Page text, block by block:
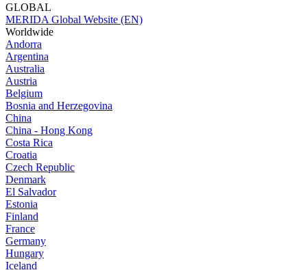
GLOBAL
MERIDA Global Website (EN)
Worldwide
Andorra
Argentina
Australia
Austria
Belgium
Bosnia and Herzegovina
China
China - Hong Kong
Costa Rica
Croatia
Czech Republic
Denmark
El Salvador
Estonia
Finland
France
Germany
Hungary
Iceland